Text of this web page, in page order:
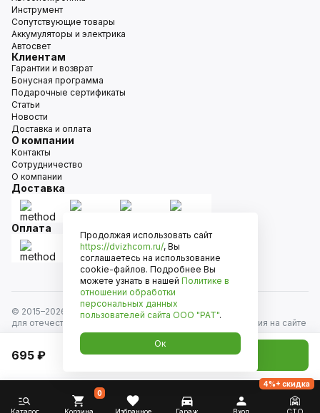
695 ₽ Добавить в корзину
Инструмент
Сопутствующие товары
Аккумуляторы и электрика
Автосвет
Клиентам
Гарантии и возврат
Бонусная программа
Подарочные сертификаты
Статьи
Новости
Доставка и оплата
О компании
Контакты
Сотрудничество
О компании
Доставка
Оплата
© 2015–2026
Движком — сеть магазинов автозапчастей
для отечественных автомобилей и иномарок. Информация на сайте
носит исключительно информационный характер и не является
публичной офертой, определяемой положениями
ст. 437 Гражданского кодекса РФ. Все права защищены.
0
4%+ скидка
Продолжая использовать сайт
https://dvizhcom.ru/, Вы
соглашаетесь на использование
cookie-файлов. Подробнее Вы
можете узнать в нашей Политике в
отношении обработки
персональных данных
пользователей сайта ООО "РАТ".
Ок